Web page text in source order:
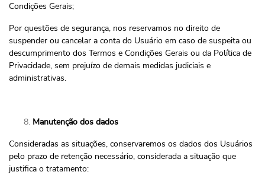
Condições Gerais;
Por questões de segurança, nos reservamos no direito de
suspender ou cancelar a conta do Usuário em caso de suspeita ou
descumprimento dos Termos e Condições Gerais ou da Política de
Privacidade, sem prejuízo de demais medidas judiciais e
administrativas.
Manutenção dos dados
Consideradas as situações, conservaremos os dados dos Usuários
pelo prazo de retenção necessário, considerada a situação que
justifica o tratamento: